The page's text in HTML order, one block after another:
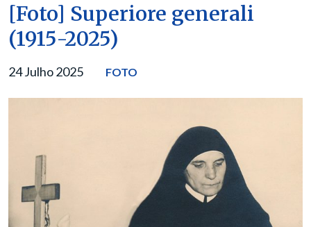
[Foto] Superiore generali
(1915-2025)
24 Julho 2025 FOTO